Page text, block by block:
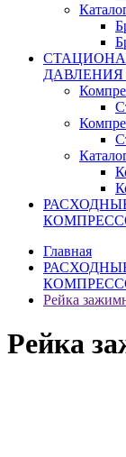
ДАВЛЕНИЯ
Главная
Рейка
Рейка